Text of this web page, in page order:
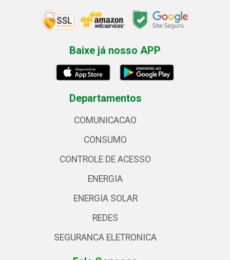
Baixe já nosso APP
Departamentos
COMUNICACAO
CONSUMO
CONTROLE DE ACESSO
ENERGIA
ENERGIA SOLAR
REDES
SEGURANCA ELETRONICA